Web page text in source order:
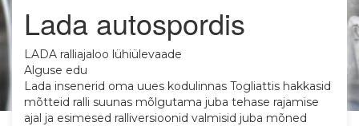
Lada autospordis
LADA ralliajaloo lühiülevaade
Alguse edu
Lada insenerid oma uues kodulinnas Togliattis hakkasid
mõtteid ralli suunas mõlgutama juba tehase rajamise
ajal ja esimesed ralliversioonid valmisid juba mõned